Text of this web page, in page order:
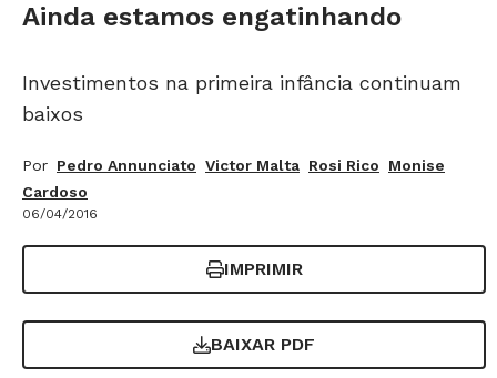
Ainda estamos engatinhando
Investimentos na primeira infância continuam
baixos
Por Pedro Annunciato Victor Malta Rosi Rico
Monise
Cardoso
06/04/2016
IMPRIMIR
BAIXAR PDF